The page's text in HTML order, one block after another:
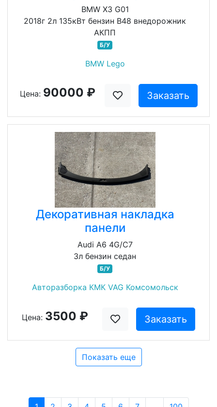
BMW X3 G01
2018г 2л 135кВт бензин B48 внедорожник
АКПП
Б/У
BMW Lego
Цена: 90000 ₽ Заказать
Декоративная накладка
панели
Audi A6 4G/C7
3л бензин седан
Б/У
Авторазборка КМК VAG Комсомольск
Цена: 3500 ₽ Заказать
Показать еще